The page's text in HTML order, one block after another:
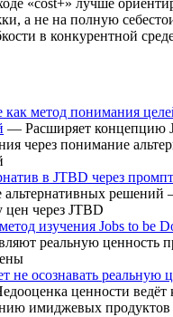
а не на полную
в конкурентной
как метод понимания
— Расширяет концепцию
через понимание
в JTBD через
альтернативных
цен через JTBD
изучения Jobs to be
реальную ценность
не осознавать реальную
ценности
имиджевых продуктов